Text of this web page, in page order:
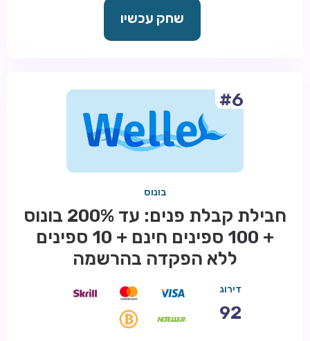
שחק עכשיו
#6
בונוס
חבילת קבלת פנים: עד 200% בונוס
+ 100 ספינים חינם + 10 ספינים
ללא הפקדה בהרשמה
דירוג
92